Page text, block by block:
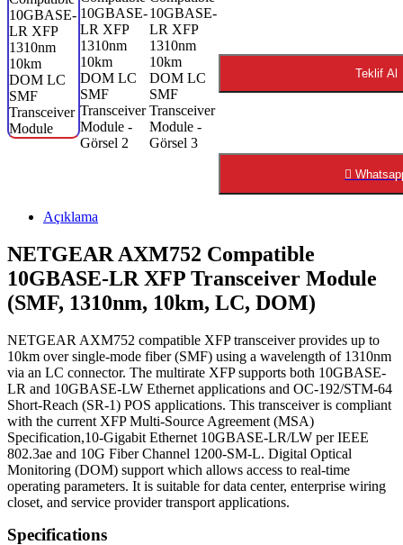
Transceiver
Teklif Al
Açıklama
NETGEAR AXM752 Compatible
10GBASE-LR XFP Transceiver Module
(SMF, 1310nm, 10km, LC, DOM)
NETGEAR AXM752 compatible XFP transceiver provides up to
10km over single-mode fiber (SMF) using a wavelength of 1310nm
via an LC connector. The multirate XFP supports both 10GBASE-
LR and 10GBASE-LW Ethernet applications and OC-192/STM-64
Short-Reach (SR-1) POS applications. This transceiver is compliant
with the current XFP Multi-Source Agreement (MSA)
Specification,10-Gigabit Ethernet 10GBASE-LR/LW per IEEE
802.3ae and 10G Fiber Channel 1200-SM-L. Digital Optical
Monitoring (DOM) support which allows access to real-time
operating parameters. It is suitable for data center, enterprise wiring
closet, and service provider transport applications.
Specifications